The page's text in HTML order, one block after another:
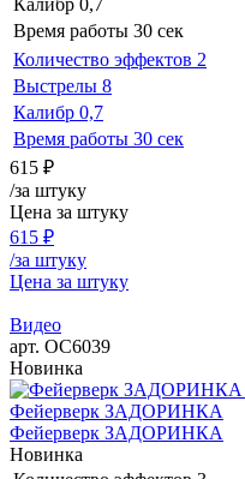
Время работы 30 сек
Количество эффектов 2
Выстрелы 8
Калибр 0,7
Время работы 30 сек
615 ₽
/за штуку
Цена за штуку
615 ₽
/за штуку
Цена за штуку
Видео
арт. ОС6039
Новинка
Фейерверк ЗАДОРИНКА
Фейерверк ЗАДОРИНКА
Новинка